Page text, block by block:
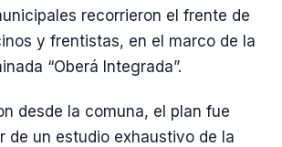
recorrieron el frente de
y frentistas, en el marco de la
“Oberá Integrada”.
desde la comuna, el plan fue
de un estudio exhaustivo de la